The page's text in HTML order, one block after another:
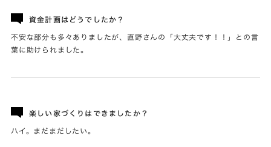
資金計画はどうでしたか？
不安な部分も多々ありましたが、直野さんの「大丈夫です！！」との言
葉に助けられました。
楽しい家づくりはできましたか？
ハイ。まだまだしたい。